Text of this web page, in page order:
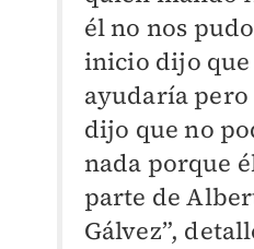
él no nos
inicio dijo que
ayudaría pero
dijo que no
nada porque
parte de
Gálvez”,